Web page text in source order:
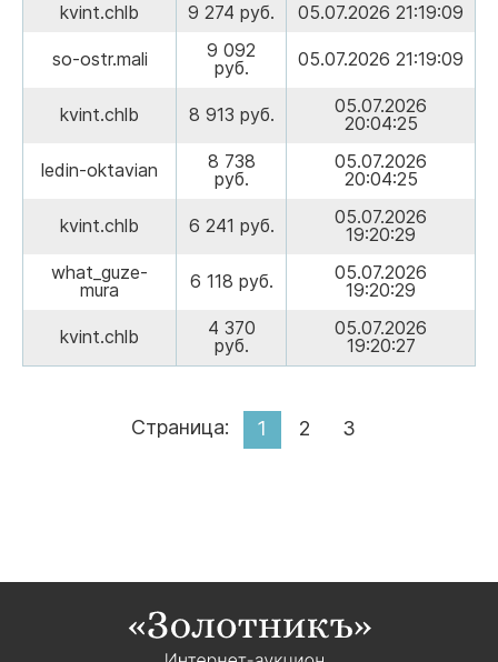
kvint.chlb
9 274 руб. 05.07.2026 21:19:09
so-ostr.mali
9 092
руб.
05.07.2026 21:19:09
kvint.chlb 8 913 руб.
05.07.2026
20:04:25
ledin-oktavian
8 738
руб.
05.07.2026
20:04:25
kvint.chlb 6 241 руб.
05.07.2026
19:20:29
what_guze-
mura
6 118 руб.
05.07.2026
19:20:29
kvint.chlb
4 370
руб.
05.07.2026
19:20:27
Страница: 1 2 3